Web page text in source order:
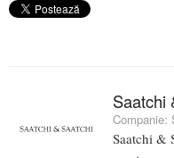
Saatchi
Companie:
Saatchi &